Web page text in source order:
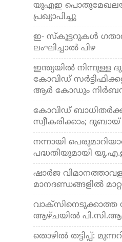
യുഎഇ
പ്രഖ്യാപിച്ചു
ഇ- സ്‌കൂട്ടറുകള്‍
ലംഘിച്ചാല്‍ പിഴ
ഇന്ത്യയില്‍ നിന്നുള്ള
കോവിഡ്
ആര്‍ കോഡും
കോവിഡ്
സ്വീകരിക്കാം;
നന്നായി
പദ്ധതിയുമായി
ഷാര്‍ജ
മാനദണ്ഡങ്ങളില്‍
ആഴ്ചയില്‍ പി.സി.ആര്‍
തൊഴില്‍ തട്ടിപ്പ്: